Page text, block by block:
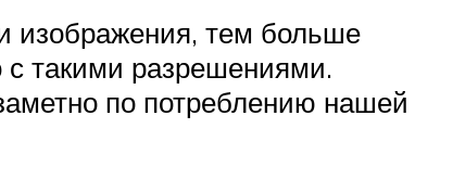
изображения, тем больше
с такими разрешениями.
по потреблению нашей